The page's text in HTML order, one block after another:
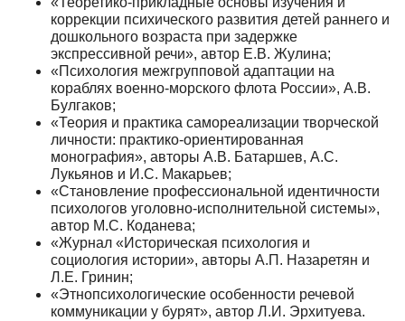
коррекции психического развития детей раннего и
дошкольного возраста при задержке
экспрессивной речи», автор Е.В. Жулина;
«Психология межгрупповой адаптации на
кораблях военно-морского флота России», А.В.
Булгаков;
«Теория и практика самореализации творческой
личности: практико-ориентированная
монография», авторы А.В. Батаршев, А.С.
Лукьянов и И.С. Макарьев;
«Становление профессиональной идентичности
психологов уголовно-исполнительной системы»,
автор М.С. Коданева;
«Журнал «Историческая психология и
социология истории», авторы А.П. Назаретян и
Л.Е. Гринин;
«Этнопсихологические особенности речевой
коммуникации у бурят», автор Л.И. Эрхитуева.